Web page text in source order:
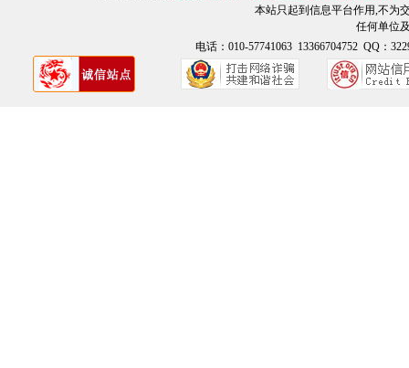
本站只起到信息平台作用,不为
任何单位
电话：010-57741063 13366704752 QQ：